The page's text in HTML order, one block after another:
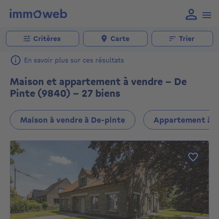
Critères Carte Trier
En savoir plus sur ces résultats
Maison et appartement à vendre - De
Pinte (9840) - 27 biens
Maison à vendre à De-pinte Appartement à